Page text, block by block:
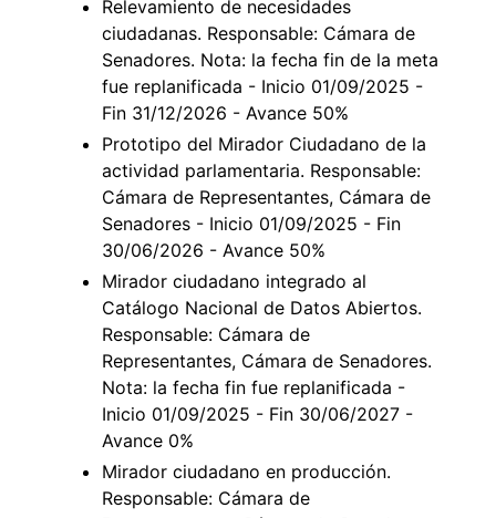
Relevamiento de necesidades
ciudadanas. Responsable: Cámara de
Senadores. Nota: la fecha fin de la meta
fue replanificada - Inicio 01/09/2025 -
Fin 31/12/2026 - Avance 50%
Prototipo del Mirador Ciudadano de la
actividad parlamentaria. Responsable:
Cámara de Representantes, Cámara de
Senadores - Inicio 01/09/2025 - Fin
30/06/2026 - Avance 50%
Mirador ciudadano integrado al
Catálogo Nacional de Datos Abiertos.
Responsable: Cámara de
Representantes, Cámara de Senadores.
Nota: la fecha fin fue replanificada -
Inicio 01/09/2025 - Fin 30/06/2027 -
Avance 0%
Mirador ciudadano en producción.
Responsable: Cámara de